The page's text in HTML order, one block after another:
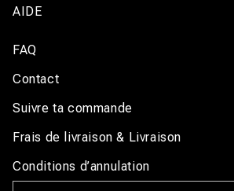
AIDE
FAQ
Contact
Suivre ta commande
Frais de livraison & Livraison
Conditions d’annulation